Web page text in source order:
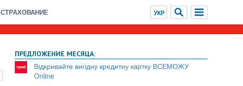
СТРАХОВАНИЕ
ПРЕДЛОЖЕНИЕ МЕСЯЦА:
Відкривайте вигідну кредитну картку ВСЕМОЖУ
Online